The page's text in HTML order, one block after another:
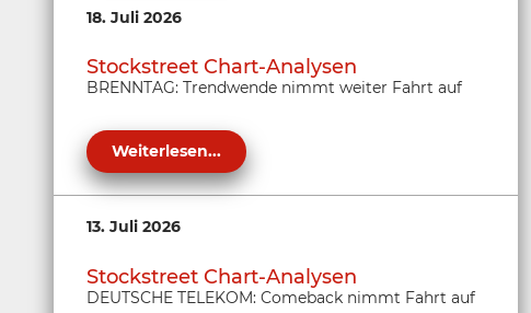
18. Juli 2026
Stockstreet Chart-Analysen
BRENNTAG: Trendwende nimmt weiter Fahrt auf
Weiterlesen...
13. Juli 2026
Stockstreet Chart-Analysen
DEUTSCHE TELEKOM: Comeback nimmt Fahrt auf